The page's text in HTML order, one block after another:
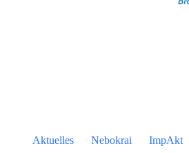
Aktuelles Nebokrai ImpAkt